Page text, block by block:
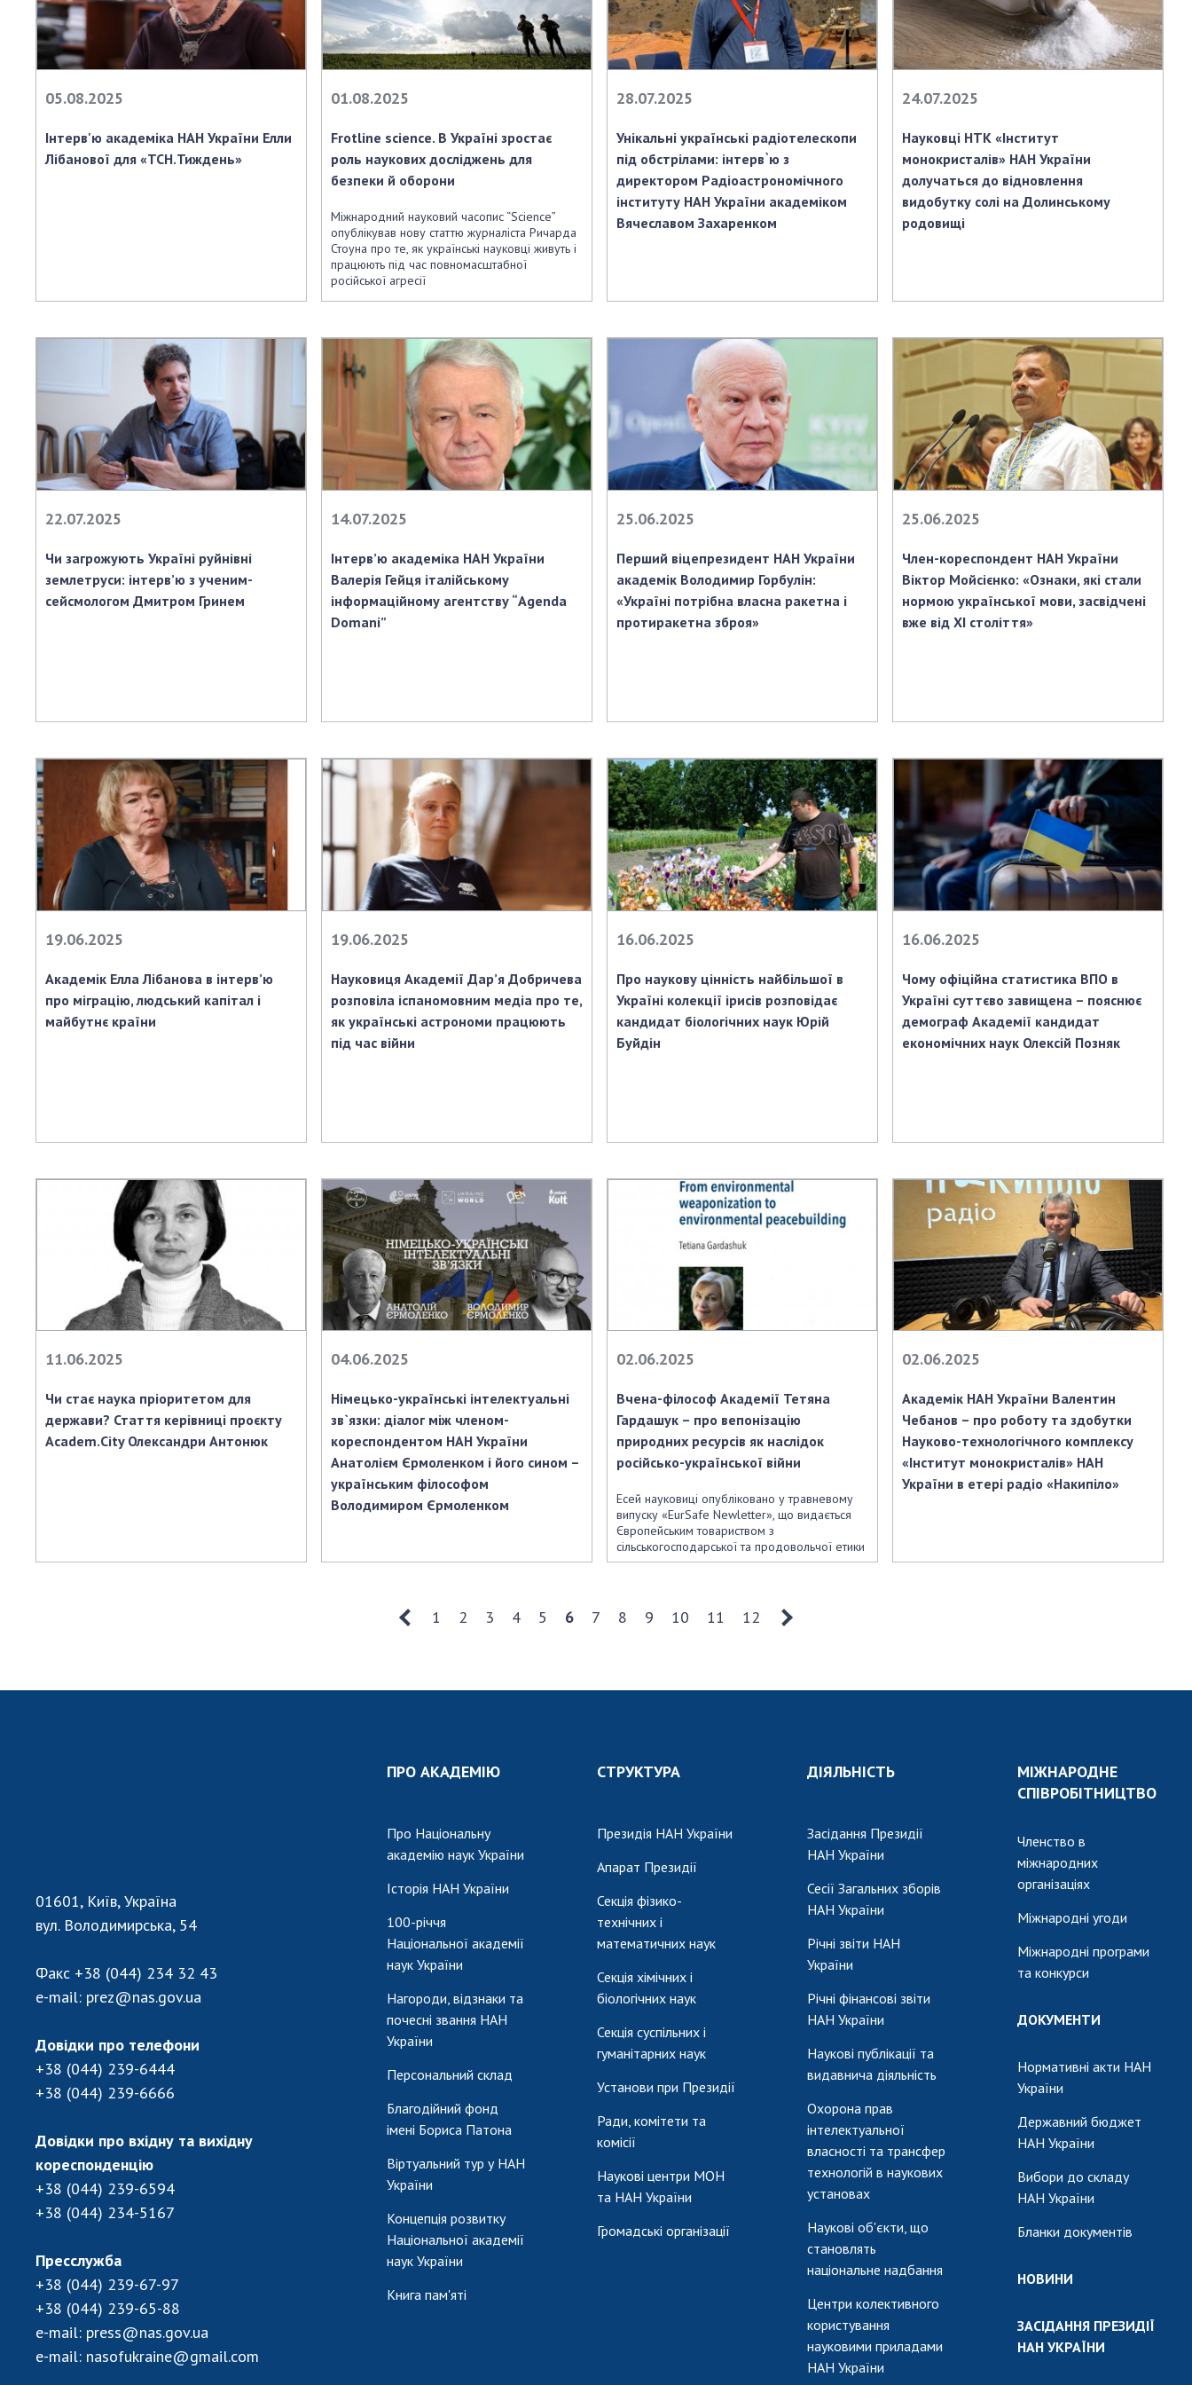
КОМЕНТУЄ
КОНТАКТИ
ПРОФСПІЛКА НАН
КАБІНЕТ
05.08.2025
Інтерв'ю академіка НАН України Елли
Лібанової для «ТСН.Тиждень»
01.08.2025
Frotline science. В Україні зростає
роль наукових досліджень для
безпеки й оборони
Міжнародний науковий часопис “Science”
опублікував нову статтю журналіста Ричарда
Стоуна про те, як українські науковці живуть і
працюють під час повномасштабної
російської агресії
28.07.2025
Унікальні українські радіотелескопи
під обстрілами: інтерв`ю з
директором Радіоастрономічного
інституту НАН України академіком
Вячеславом Захаренком
24.07.2025
Науковці НТК «Інститут
монокристалів» НАН України
долучаться до відновлення
видобутку солі на Долинському
родовищі
22.07.2025
Чи загрожують Україні руйнівні
землетруси: інтерв’ю з ученим-
сейсмологом Дмитром Гринем
14.07.2025
Інтерв’ю академіка НАН України
Валерія Гейця італійському
інформаційному агентству “Agenda
Domani”
25.06.2025
Перший віцепрезидент НАН України
академік Володимир Горбулін:
«Україні потрібна власна ракетна і
протиракетна зброя»
25.06.2025
Член-кореспондент НАН України
Віктор Мойсієнко: «Ознаки, які стали
нормою української мови, засвідчені
вже від ХІ століття»
19.06.2025
Академік Елла Лібанова в інтерв’ю
про міграцію, людський капітал і
майбутнє країни
19.06.2025
Науковиця Академії Дар’я Добричева
розповіла іспаномовним медіа про те,
як українські астрономи працюють
під час війни
16.06.2025
Про наукову цінність найбільшої в
Україні колекції ірисів розповідає
кандидат біологічних наук Юрій
Буйдін
16.06.2025
Чому офіційна статистика ВПО в
Україні суттєво завищена – пояснює
демограф Академії кандидат
економічних наук Олексій Позняк
11.06.2025
Чи стає наука пріоритетом для
держави? Стаття керівниці проєкту
Academ.City Олександри Антонюк
04.06.2025
Німецько-українські інтелектуальні
зв`язки: діалог між членом-
кореспондентом НАН України
Анатолієм Єрмоленком і його сином –
українським філософом
Володимиром Єрмоленком
02.06.2025
Вчена-філософ Академії Тетяна
Гардашук – про вепонізацію
природних ресурсів як наслідок
російсько-української війни
Есей науковиці опубліковано у травневому
випуску «EurSafe Newletter», що видається
Європейським товариством з
сільськогосподарської та продовольчої етики
02.06.2025
Академік НАН України Валентин
Чебанов – про роботу та здобутки
Науково-технологічного комплексу
«Інститут монокристалів» НАН
України в етері радіо «Накипіло»
1 2 3 4 5 6 7 8 9 10 11 12
01601, Київ, Україна
вул. Володимирська, 54
Факс +38 (044) 234 32 43
e-mail: prez@nas.gov.ua
Довідки про телефони
+38 (044) 239-6444
+38 (044) 239-6666
Довідки про вхідну та вихідну
кореспонденцію
+38 (044) 239-6594
+38 (044) 234-5167
Пресслужба
+38 (044) 239-67-97
+38 (044) 239-65-88
e-mail: press@nas.gov.ua
e-mail: nasofukraine@gmail.com
ПРО АКАДЕМІЮ
Про Національну
академію наук України
Історія НАН України
100-річчя
Національної академії
наук України
Нагороди, відзнаки та
почесні звання НАН
України
Персональний склад
Благодійний фонд
імені Бориса Патона
Віртуальний тур у НАН
України
Концепція розвитку
Національної академії
наук України
Книга пам'яті
СТРУКТУРА
Президія НАН України
Апарат Президії
Секція фізико-
технічних і
математичних наук
Секція хімічних і
біологічних наук
Секція суспільних і
гуманітарних наук
Установи при Президії
Ради, комітети та
комісії
Наукові центри МОН
та НАН України
Громадські організації
ДІЯЛЬНІСТЬ
Засідання Президії
НАН України
Сесії Загальних зборів
НАН України
Річні звіти НАН
України
Річні фінансові звіти
НАН України
Наукові публікації та
видавнича діяльність
Охорона прав
інтелектуальної
власності та трансфер
технологій в наукових
установах
Наукові об'єкти, що
становлять
національне надбання
Центри колективного
користування
науковими приладами
НАН України
МІЖНАРОДНЕ
СПІВРОБІТНИЦТВО
Членство в
міжнародних
організаціях
Міжнародні угоди
Міжнародні програми
та конкурси
ДОКУМЕНТИ
Нормативні акти НАН
України
Державний бюджет
НАН України
Вибори до складу
НАН України
Бланки документів
НОВИНИ
ЗАСІДАННЯ ПРЕЗИДІЇ
НАН УКРАЇНИ